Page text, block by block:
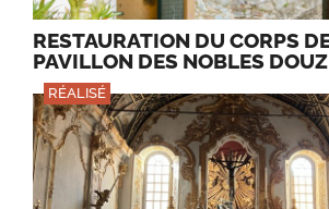
RESTAURATION DU CORPS
PAVILLON DES NOBLES
RÉALISÉ